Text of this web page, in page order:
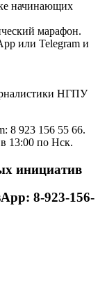
начинающих
марафон.
или Telegram и
НГПУ
8 923 156 55 66.
в 13:00 по Нск.
инициатив
8-923-156-